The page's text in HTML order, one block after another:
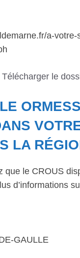
a-
Télécharger le
LA
que le CROUS
d’informations
GAULLE